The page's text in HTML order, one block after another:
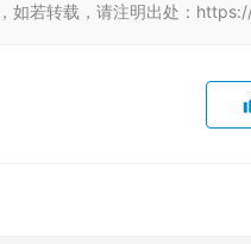
如若转载，请注明出处：